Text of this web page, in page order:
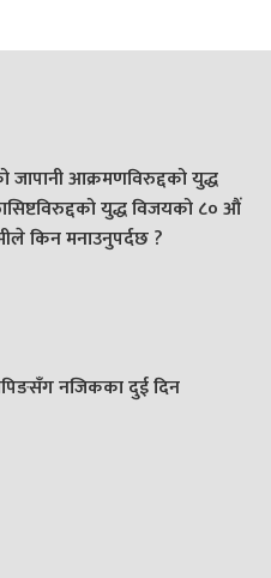
जापानी आक्रमणविरुद्दको युद्ध
युद्ध विजयको ८० औं
किन मनाउनुपर्दछ ?
नजिकका दुई दिन